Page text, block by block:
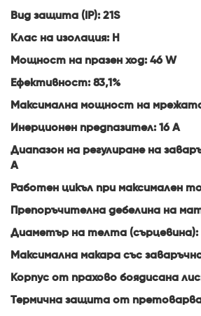
Вид защита (IP): 21S
Клас на изолация: H
Мощност на празен ход: 46 W
Ефективност: 83,1%
Максимална мощност на мрежата
Инерционен предпазител: 16 A
Диапазон на регулиране на
A
Работен цикъл при максимален
Препоръчителна дебелина на
Диаметър на телта (сърцевина):
Максимална макара със
Корпус от прахово боядисана
Термична защита от